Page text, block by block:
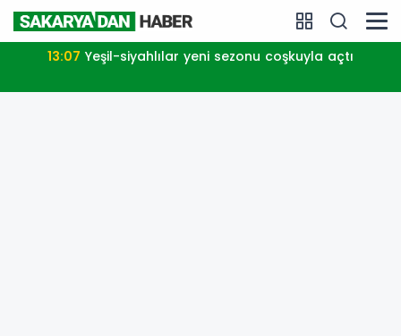
13:07 Yeşil-siyahlılar yeni sezonu coşkuyla açtı